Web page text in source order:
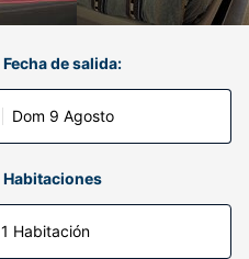
Fecha de salida:
Dom 9 Agosto
Habitaciones
1 Habitación